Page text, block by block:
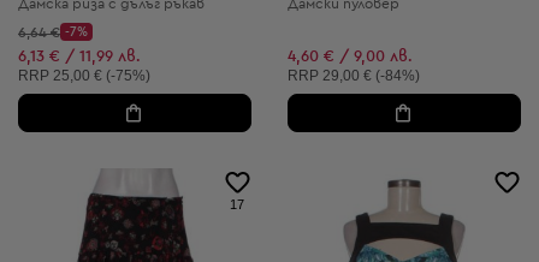
Дамска риза с дълъг ръкав
Начална цена:
6,64 €
Discount Price:
-7%
Намалена цена:
6,13 € / 11,99 лв.
Препоръчителна цена:
RRP 25,00 € (-75%)
Дамски пуловер
4,60 € / 9,00 лв.
Препоръчителна цена:
RRP 29,00 € (-84%)
17